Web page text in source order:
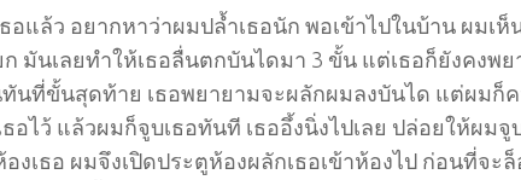
ล้ว อยากหาว่าผมปล้ำเธอนัก พอเข้าไปในบ้าน ผมเห็
มันเลยทำให้เธอลื่นตกบันไดมา 3 ขั้น แต่เธอก็ยังคงพ
นที่ขั้นสุดท้าย เธอพยายามจะผลักผมลงบันได แต่ผมก็ค
ไว้ แล้วผมก็จูบเธอทันที เธออึ้งนิ่งไปเลย ปล่อยให้ผมจู
งเธอ ผมจึงเปิดประตูห้องผลักเธอเข้าห้องไป ก่อนที่จะ